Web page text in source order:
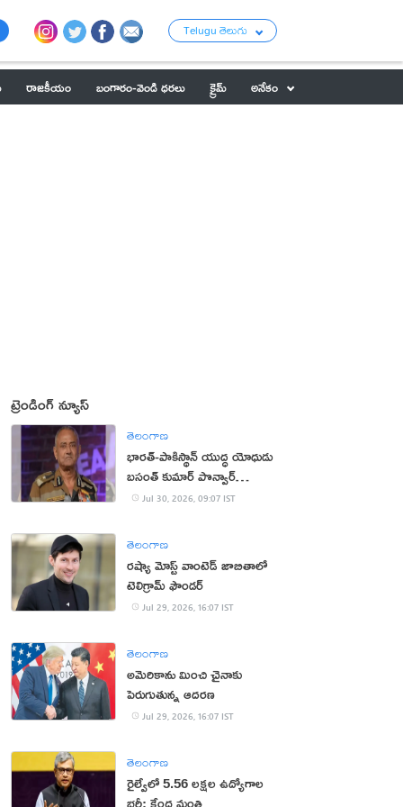
Telugu తెలుగు
రాజకీయం బంగారం-వెండి ధరలు క్రైమ్
అనేకం
ట్రెండింగ్ న్యూస్
తెలంగాణ
భార‌త్‌-పాకిస్థాన్ యుద్ధ యోధుడు
బ‌సంత్ కుమార్ పొన్వార్‌
క‌న్నుమూత‌
Jul 30, 2026, 09:07 IST
తెలంగాణ
రష్యా మోస్ట్ వాంటెడ్ జాబితాలో
టెలిగ్రామ్ ఫౌండర్
Jul 29, 2026, 16:07 IST
తెలంగాణ
అమెరికాను మించి చైనాకు
పెరుగుతున్న ఆదరణ
Jul 29, 2026, 16:07 IST
తెలంగాణ
రైల్వేలో 5.56 లక్షల ఉద్యోగాల